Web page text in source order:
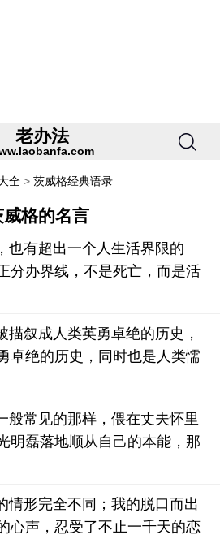
老办法
全 > 茨威格经典语录
威格的名言
也有超出一个人生活界限的
分办界线，不是死亡，而是活
描叙成人类英勇卓绝的历史，
卓绝的历史，同时也是人类懦
般常见的那样，偎在丈夫怀里
明磊落地顺从自己的本能，那
情形完全不同；我的脱口而出
心声，忍受了不止一千天的恋